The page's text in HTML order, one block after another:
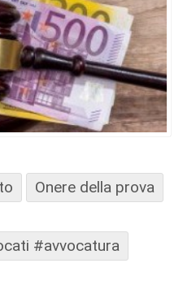
Onere della prova
#avvocatura